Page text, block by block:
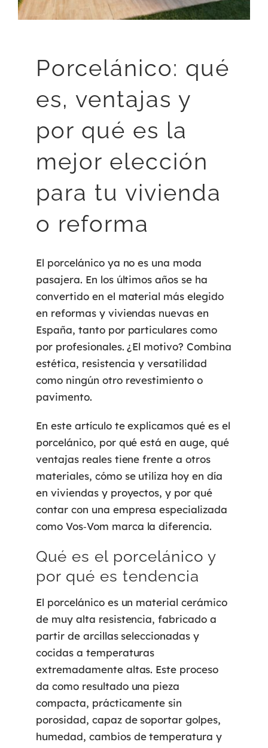
Porcelánico: qué
es, ventajas y
por qué es la
mejor elección
para tu vivienda
o reforma
El porcelánico ya no es una moda
pasajera. En los últimos años se ha
convertido en el material más elegido
en reformas y viviendas nuevas en
España, tanto por particulares como
por profesionales. ¿El motivo? Combina
estética, resistencia y versatilidad
como ningún otro revestimiento o
pavimento.
En este artículo te explicamos qué es el
porcelánico, por qué está en auge, qué
ventajas reales tiene frente a otros
materiales, cómo se utiliza hoy en día
en viviendas y proyectos, y por qué
contar con una empresa especializada
como Vos‑Vom marca la diferencia.
Qué es el porcelánico y
por qué es tendencia
El porcelánico es un material cerámico
de muy alta resistencia, fabricado a
partir de arcillas seleccionadas y
cocidas a temperaturas
extremadamente altas. Este proceso
da como resultado una pieza
compacta, prácticamente sin
porosidad, capaz de soportar golpes,
humedad, cambios de temperatura y